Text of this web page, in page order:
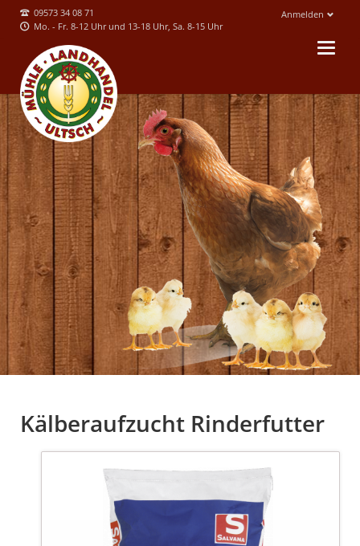
09573 34 08 71
Mo. - Fr. 8-12 Uhr und 13-18 Uhr, Sa. 8-15 Uhr
Anmelden
Kälberaufzucht Rinderfutter